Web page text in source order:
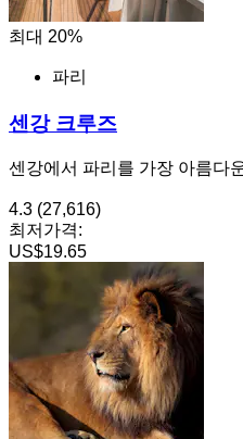
최대 20%
파리
센강 크루즈
센강에서 파리를 가장 아름다
4.3 (27,616)
최저가격:
US$19.65